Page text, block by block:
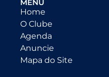
MENU
Home
O Clube
Agenda
Anuncie
Mapa do Site